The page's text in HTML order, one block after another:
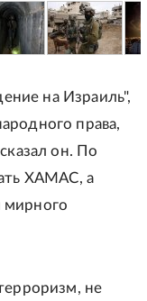
на Израиль",
права,
он. По
ХАМАС, а
мирного
не